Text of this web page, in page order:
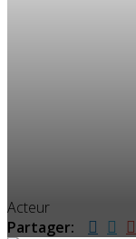
Acteur
Partager: